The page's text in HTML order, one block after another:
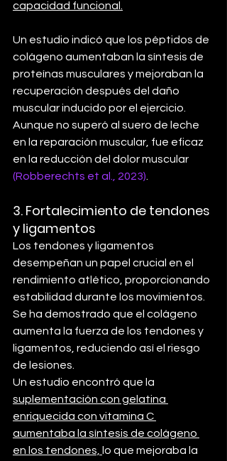
capacidad funcional.
Un estudio indicó que los péptidos de
colágeno aumentaban la síntesis de
proteínas musculares y mejoraban la
recuperación después del daño
muscular inducido por el ejercicio.
Aunque no superó al suero de leche
en la reparación muscular, fue eficaz
en la reducción del dolor muscular
(Robberechts et al., 2023)
3. Fortalecimiento de tendones
y ligamentos
Los tendones y ligamentos
desempeñan un papel crucial en el
rendimiento atlético, proporcionando
estabilidad durante los movimientos.
Se ha demostrado que el colágeno
aumenta la fuerza de los tendones y
ligamentos, reduciendo así el riesgo
de lesiones.
Un estudio encontró que la
suplementación con gelatina
enriquecida con vitamina C
aumentaba la síntesis de colágeno
en los tendones,
lo que mejoraba la